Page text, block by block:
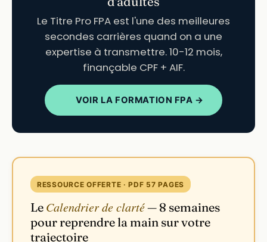
Le Titre Pro FPA est l'une des meilleures
secondes carrières quand on a une
expertise à transmettre. 10-12 mois,
finançable CPF + AIF.
VOIR LA FORMATION FPA →
RESSOURCE OFFERTE · PDF 57 PAGES
Le Calendrier de clarté— 8 semaines
pour reprendre la main sur votre
trajectoire